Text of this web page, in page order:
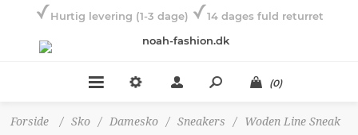
Hurtig levering (1-3 dage) 14 dages fuld returret
(0)
Forside / Sko / Damesko / Sneakers / Woden Line Sneak